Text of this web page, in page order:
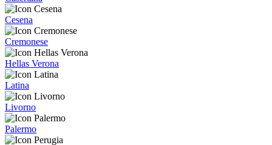
Cesena
Cremonese
Hellas Verona
Latina
Livorno
Palermo